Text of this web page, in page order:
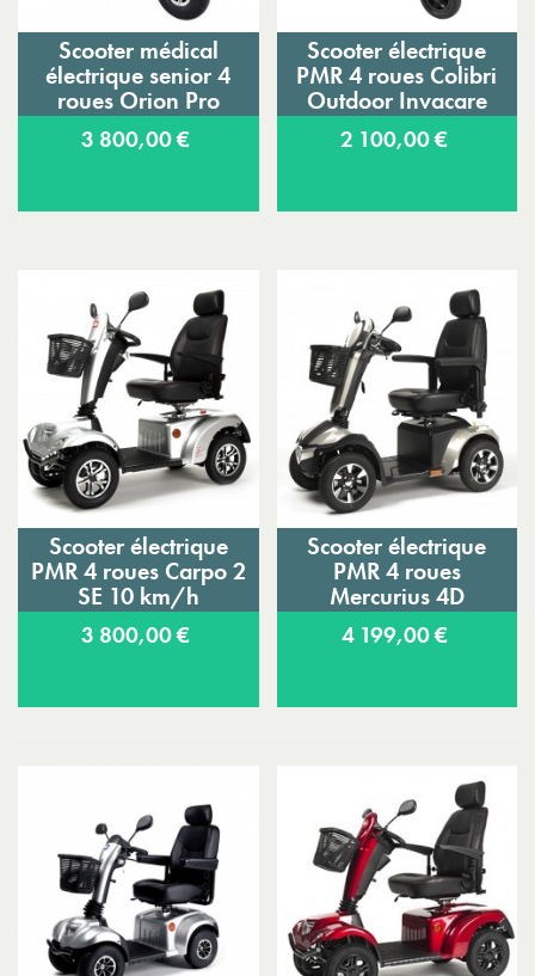
Scooter médical
électrique senior 4
roues Orion Pro
Invacare
3 800,00 €
Scooter électrique
PMR 4 roues Colibri
Outdoor Invacare
2 100,00 €
Scooter électrique
PMR 4 roues Carpo 2
SE 10 km/h
Vermeiren
3 800,00 €
Scooter électrique
PMR 4 roues
Mercurius 4D
Vermeiren
4 199,00 €